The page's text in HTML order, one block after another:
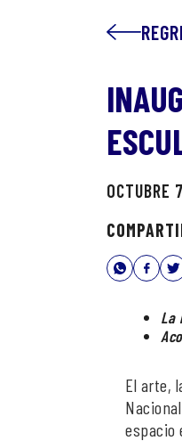
OCTUBRE
La
El arte,
espacio